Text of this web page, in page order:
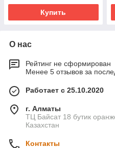
Купить
О нас
Рейтинг не сформирован
Менее 5 отзывов за
Работает с 25.10.2020
г. Алматы
ТЦ Байсат 18 бутик
Казахстан
Контакты